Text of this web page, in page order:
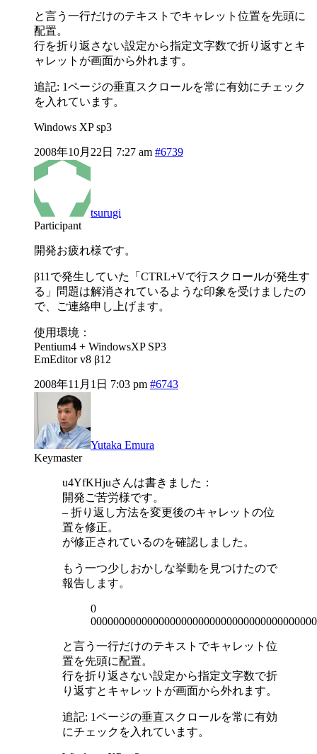
と言う一行だけのテキストでキャレット位置を先頭に
配置。
行を折り返さない設定から指定文字数で折り返すとキ
ャレットが画面から外れます。
追記: 1ページの垂直スクロールを常に有効にチェック
を入れています。
Windows XP sp3
2008年10月22日 7:27 am #6739
tsurugi
Participant
開発お疲れ様です。
β11で発生していた「CTRL+Vで行スクロールが発生す
る」問題は解消されているような印象を受けましたの
で、ご連絡申し上げます。
使用環境：
Pentium4 + WindowsXP SP3
EmEditor v8 β12
2008年11月1日 7:03 pm #6743
Yutaka Emura
Keymaster
u4YfKHjuさんは書きました：
開発ご苦労様です。
– 折り返し方法を変更後のキャレットの位
置を修正。
が修正されているのを確認しました。
もう一つ少しおかしな挙動を見つけたので
報告します。
0
と言う一行だけのテキストでキャレット位
置を先頭に配置。
行を折り返さない設定から指定文字数で折
り返すとキャレットが画面から外れます。
追記: 1ページの垂直スクロールを常に有効
にチェックを入れています。